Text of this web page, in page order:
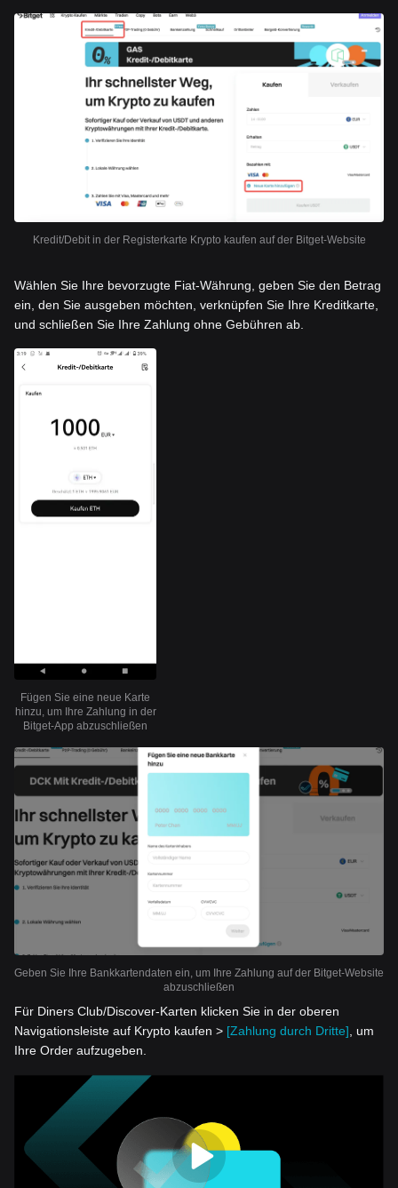
Kredit/Debit in der Registerkarte Krypto kaufen auf der Bitget-Website
Wählen Sie Ihre bevorzugte Fiat-Währung, geben Sie den Betrag
ein, den Sie ausgeben möchten, verknüpfen Sie Ihre Kreditkarte,
und schließen Sie Ihre Zahlung ohne Gebühren ab.
Fügen Sie eine neue Karte
hinzu, um Ihre Zahlung in der
Bitget-App abzuschließen
Geben Sie Ihre Bankkartendaten ein, um Ihre Zahlung auf der Bitget-Website
abzuschließen
Für Diners Club/Discover-Karten klicken Sie in der oberen
Navigationsleiste auf Krypto kaufen > [Zahlung durch Dritte], um
Ihre Order aufzugeben.